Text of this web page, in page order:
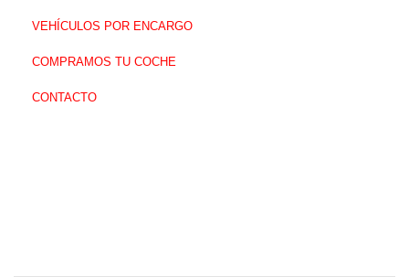
VEHÍCULOS POR ENCARGO
COMPRAMOS TU COCHE
CONTACTO